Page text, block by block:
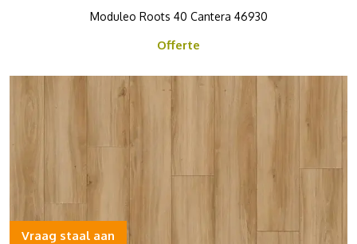
Moduleo Roots 40 Cantera 46930
Offerte
Vraag staal aan